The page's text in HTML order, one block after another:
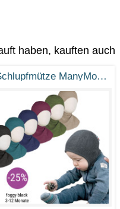
haben, kauften auch
Schlupfmütze ManyMonths aus Merinowolle